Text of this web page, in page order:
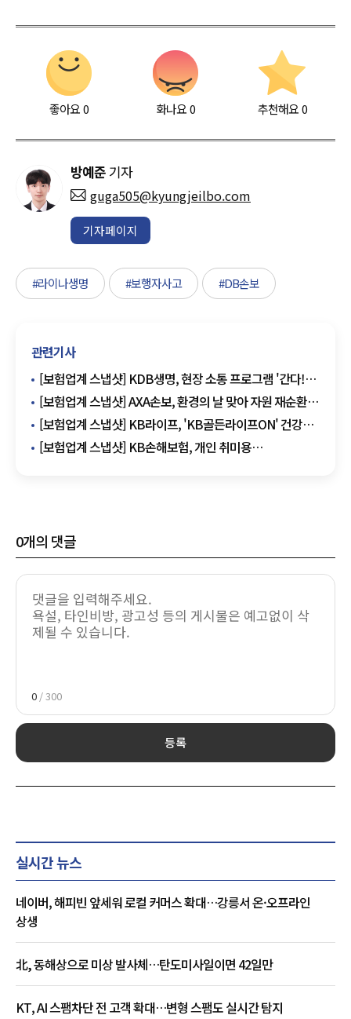
좋아요0 화나요0 추천해요 0
방예준 기자
guga505@kyungjeilbo.com
기자페이지
#라이나생명 #보행자사고 #DB손보
관련기사
[보험업계 스냅샷] KDB생명, 현장 소통 프로그램 '간다!
간다! 간다!' 시행 外
[보험업계 스냅샷] AXA손보, 환경의 날 맞아 자원 재순환
캠페인 진행 外
[보험업계 스냅샷] KB라이프, 'KB골든라이프ON' 건강
알리미 서비스 출시 外
[보험업계 스냅샷] KB손해보험, 개인 취미용
0개의 댓글
0 / 300
등록
실시간 뉴스
네이버, 해피빈 앞세워 로컬 커머스 확대…강릉서 온·오프라인
상생
北, 동해상으로 미상 발사체…탄도미사일이면 42일만
KT, AI 스팸차단 전 고객 확대…변형 스팸도 실시간 탐지